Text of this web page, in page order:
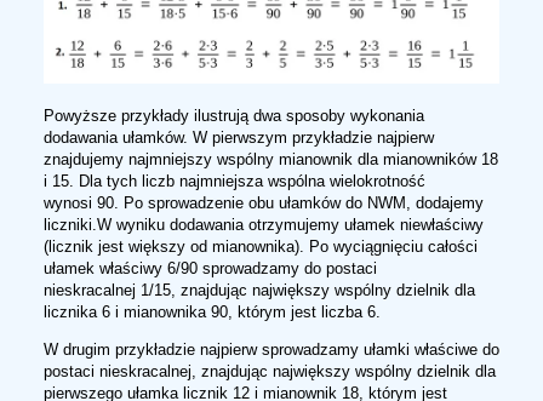
Powyższe przykłady ilustrują dwa sposoby wykonania
dodawania ułamków. W pierwszym przykładzie najpierw
znajdujemy najmniejszy wspólny mianownik dla mianowników 18
i 15. Dla tych liczb najmniejsza wspólna wielokrotność
wynosi 90. Po sprowadzenie obu ułamków do NWM, dodajemy
liczniki.W wyniku dodawania otrzymujemy ułamek niewłaściwy
(licznik jest większy od mianownika). Po wyciągnięciu całości
ułamek właściwy 6/90 sprowadzamy do postaci
nieskracalnej 1/15, znajdując największy wspólny dzielnik dla
licznika 6 i mianownika 90, którym jest liczba 6.
W drugim przykładzie najpierw sprowadzamy ułamki właściwe do
postaci nieskracalnej, znajdując największy wspólny dzielnik dla
pierwszego ułamka licznik 12 i mianownik 18, którym jest